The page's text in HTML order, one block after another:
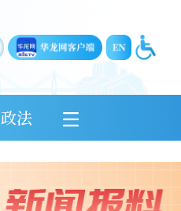
政法